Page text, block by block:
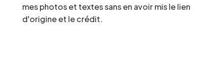
mes photos et textes sans en avoir mis le lien
d'origine et le crédit.